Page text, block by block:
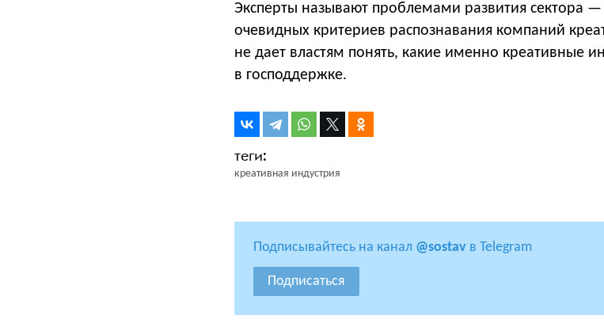
Эксперты называют проблемами развития сектора —
очевидных критериев распознавания компаний
не дает властям понять, какие именно креативные
в господдержке.
креативная индустрия
Подписывайтесь на канал @sostav в Telegram
Подписаться